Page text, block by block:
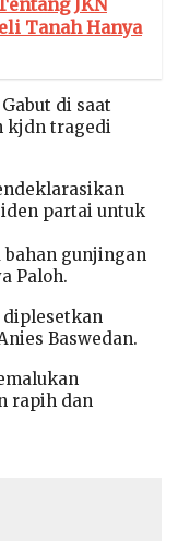
JKN
Tanah Hanya
di saat
kjdn tragedi
partai untuk
gunjingan
Paloh.
diplesetkan
Baswedan.
rapih dan